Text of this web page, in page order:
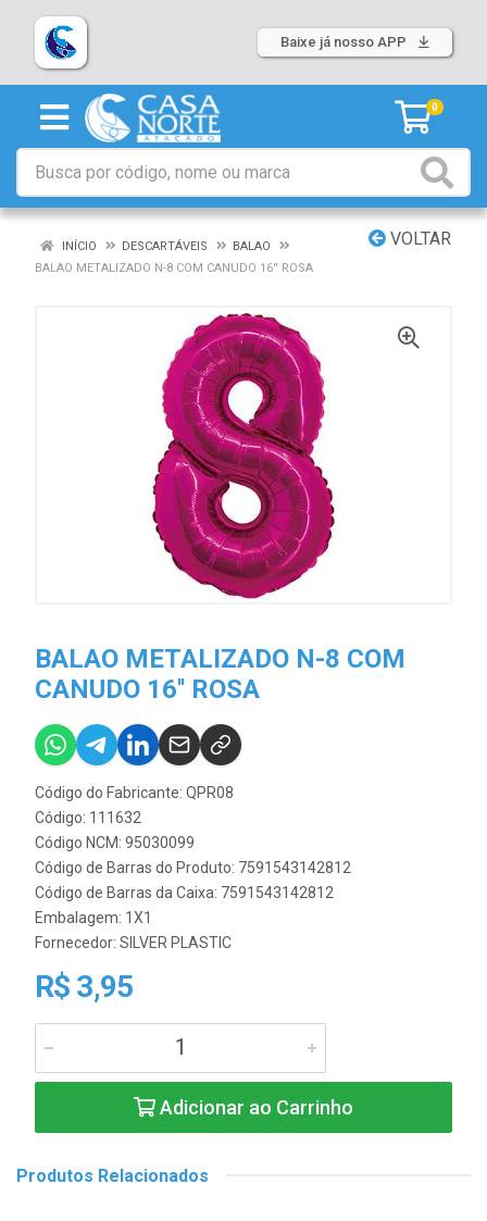
Baixe já nosso APP
0
VOLTAR
INÍCIO DESCARTÁVEIS
BALAO
BALAO METALIZADO N-8 COM CANUDO 16'' ROSA
BALAO METALIZADO N-8 COM
CANUDO 16'' ROSA
Código do Fabricante: QPR08
Código: 111632
Código NCM: 95030099
Código de Barras do Produto: 7591543142812
Código de Barras da Caixa: 7591543142812
Embalagem: 1X1
Fornecedor: SILVER PLASTIC
R$ 3,95
Adicionar ao Carrinho
Produtos Relacionados